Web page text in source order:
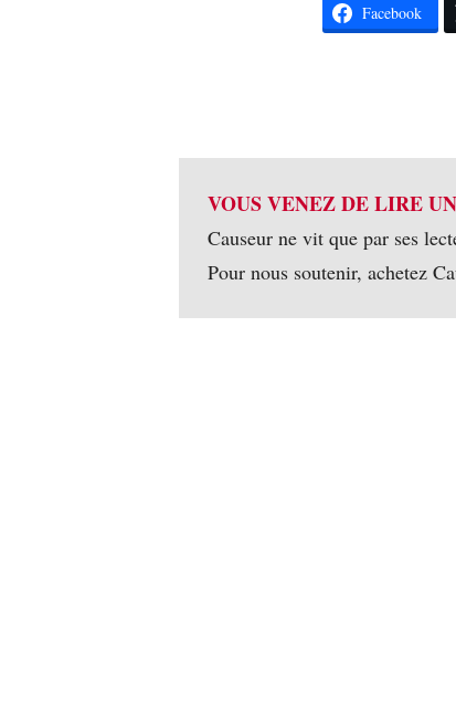
Facebook
VOUS VENEZ DE LIRE
Causeur ne vit que par ses
Pour nous soutenir, achetez